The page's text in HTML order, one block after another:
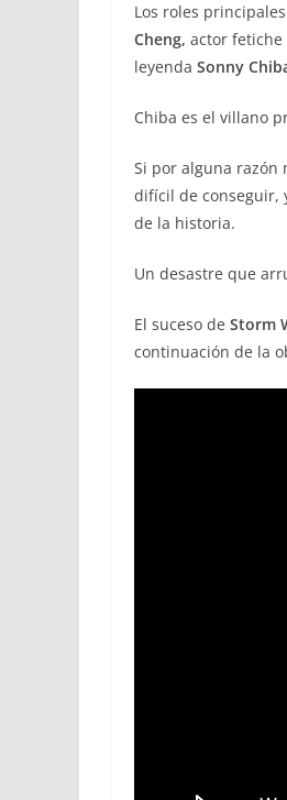
Los roles
Cheng, actor fetiche
leyenda Sonny
Chiba es el villano
Si por alguna razón
difícil de conseguir,
de la historia.
Un desastre que
El suceso de Storm
continuación de la